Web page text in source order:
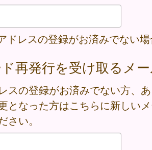
ドレスの登録がお済みでない
再発行を受け取るメ
スの登録がお済みでない方、
となった方はこちらに新しい
さい。